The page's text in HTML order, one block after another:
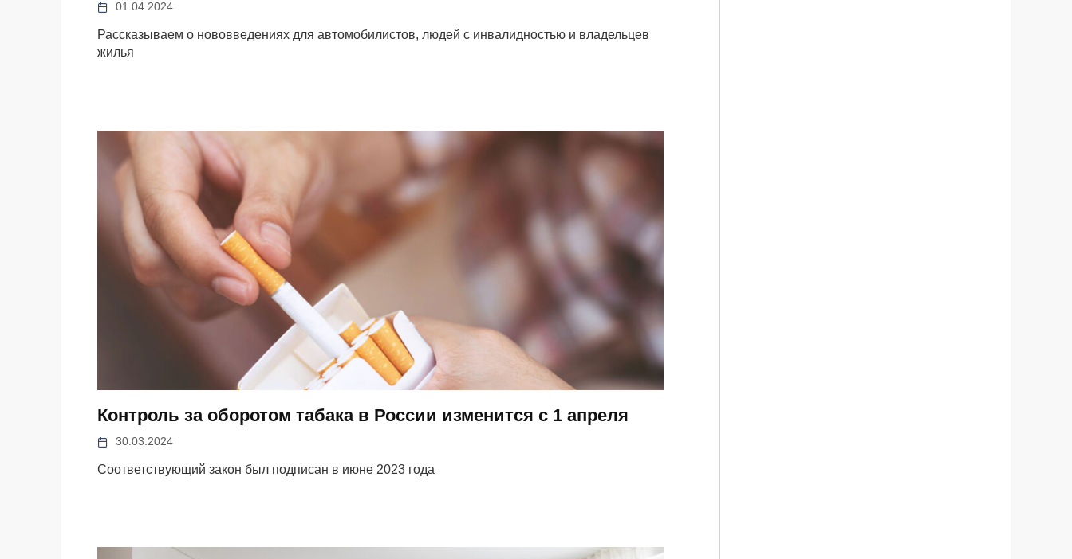
01.04.2024
Рассказываем о нововведениях для автомобилистов, людей с инвалидностью и владельцев
жилья
Контроль за оборотом табака в России изменится с 1 апреля
30.03.2024
Соответствующий закон был подписан в июне 2023 года